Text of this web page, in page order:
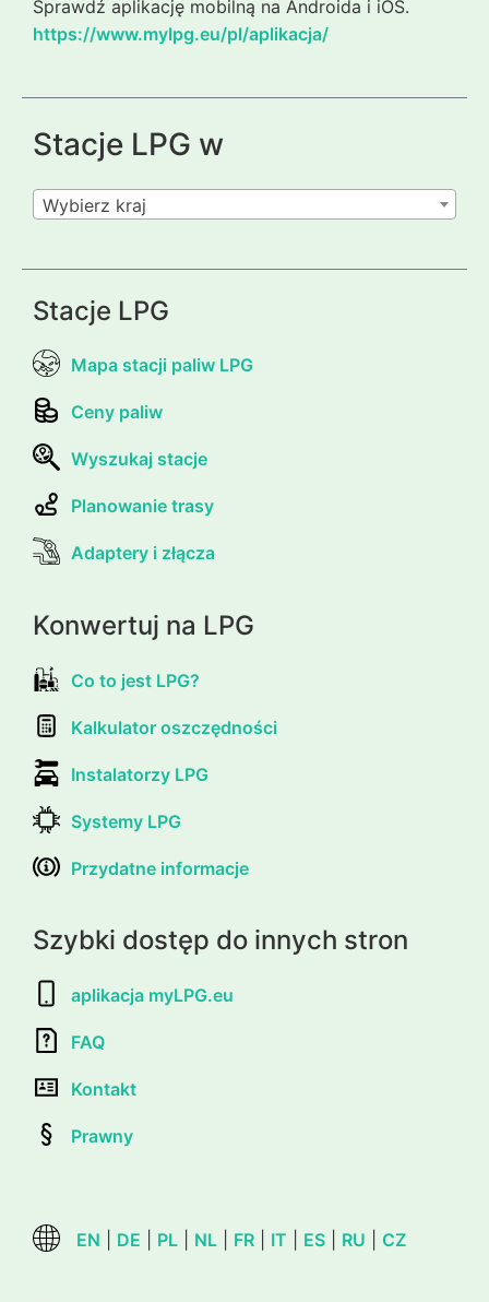
Sprawdź aplikację mobilną na Androida i iOS.
https://www.mylpg.eu/pl/aplikacja/
Stacje LPG w
Wybierz kraj
Stacje LPG
Mapa stacji paliw LPG
Ceny paliw
Wyszukaj stacje
Planowanie trasy
Adaptery i złącza
Konwertuj na LPG
Co to jest LPG?
Kalkulator oszczędności
Instalatorzy LPG
Systemy LPG
Przydatne informacje
Szybki dostęp do innych stron
aplikacja myLPG.eu
FAQ
Kontakt
Prawny
EN DE PL NL FR IT ES RU CZ